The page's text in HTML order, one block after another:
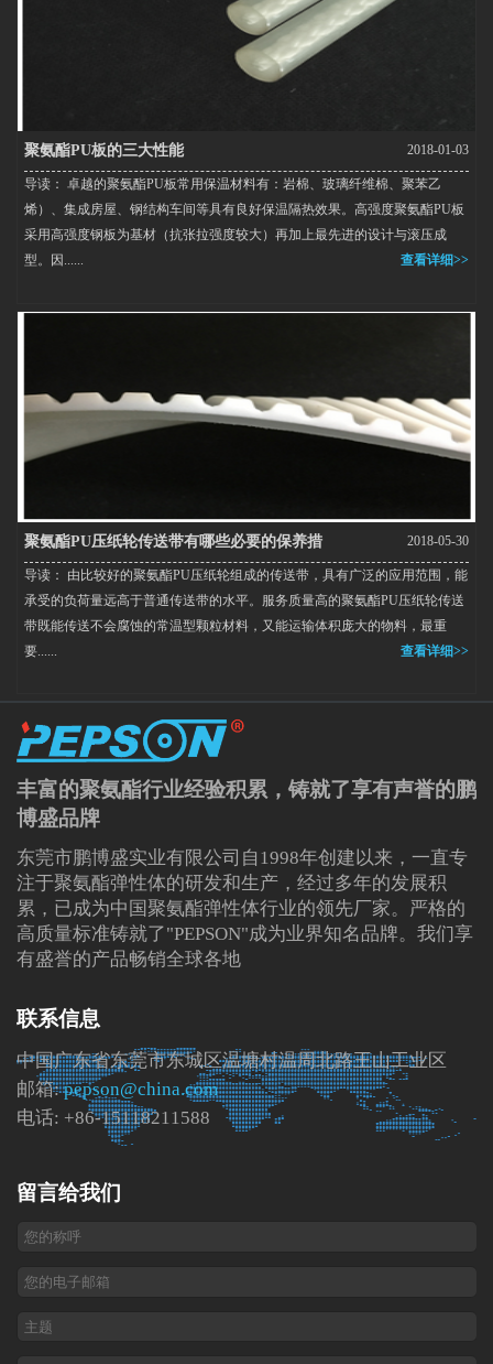
聚氨酯PU板的三大性能 2018-01-03
导读： 卓越的聚氨酯PU板常用保温材料有：岩棉、玻璃纤维棉、聚苯乙
烯）、集成房屋、钢结构车间等具有良好保温隔热效果。高强度聚氨酯PU板
采用高强度钢板为基材（抗张拉强度较大）再加上最先进的设计与滚压成
型。因......
查看详细>>
聚氨酯PU压纸轮传送带有哪些必要的保养措
施？
2018-05-30
导读： 由比较好的聚氨酯PU压纸轮组成的传送带，具有广泛的应用范围，能
承受的负荷量远高于普通传送带的水平。服务质量高的聚氨酯PU压纸轮传送
带既能传送不会腐蚀的常温型颗粒材料，又能运输体积庞大的物料，最重
要......
查看详细>>
丰富的聚氨酯行业经验积累，铸就了享有声誉的鹏
博盛品牌
东莞市鹏博盛实业有限公司自1998年创建以来，一直专
注于聚氨酯弹性体的研发和生产，经过多年的发展积
累，已成为中国聚氨酯弹性体行业的领先厂家。严格的
高质量标准铸就了"PEPSON"成为业界知名品牌。我们享
有盛誉的产品畅销全球各地
联系信息
中国广东省东莞市东城区温塘村温周北路王山工业区
邮箱:pepson@china.com
电话: +86-15118211588
留言给我们